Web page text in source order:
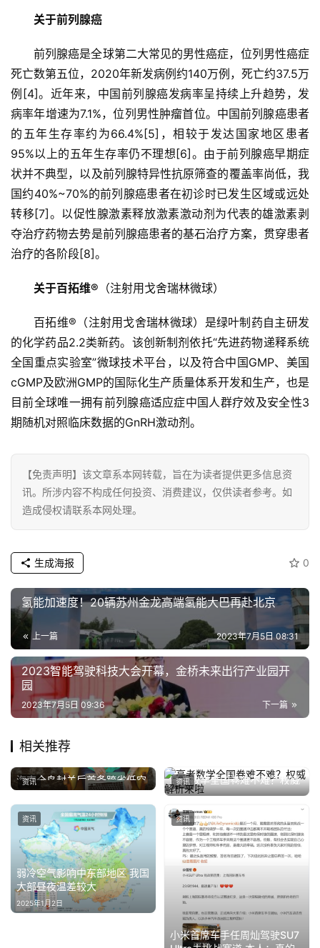
关于前列腺癌
前列腺癌是全球第二大常见的男性癌症，位列男性癌症
死亡数第五位，2020年新发病例约140万例，死亡约37.5万
例[4]。近年来，中国前列腺癌发病率呈持续上升趋势，发
病率年增速为7.1%，位列男性肿瘤首位。中国前列腺癌患者
的五年生存率约为66.4%[5]，相较于发达国家地区患者
95%以上的五年生存率仍不理想[6]。由于前列腺癌早期症
状并不典型，以及前列腺特异性抗原筛查的覆盖率尚低，我
国约40%~70%的前列腺癌患者在初诊时已发生区域或远处
转移[7]。以促性腺激素释放激素激动剂为代表的雄激素剥
夺治疗药物去势是前列腺癌患者的基石治疗方案，贯穿患者
治疗的各阶段[8]。
关于百拓维® （注射用戈舍瑞林微球）
百拓维®（注射用戈舍瑞林微球）是绿叶制药自主研发
的化学药品2.2类新药。该创新制剂依托“先进药物递释系统
全国重点实验室”微球技术平台，以及符合中国GMP、美国
cGMP及欧洲GMP的国际化生产质量体系开发和生产，也是
目前全球唯一拥有前列腺癌适应症中国人群疗效及安全性3
期随机对照临床数据的GnRH激动剂。
【免责声明】该文章系本网转载，旨在为读者提供更多信息资
讯。所涉内容不构成任何投资、消费建议，仅供读者参考。如
造成侵权请联系本网处理。
0
生成海报
氢能加速度！20辆苏州金龙高端氢能大巴再赴北京
上一篇 2023年7月5日 08:31
2023智能驾驶科技大会开幕，金桥未来出行产业园开
园
下一篇
2023年7月5日 09:36
相关推荐
海南全岛封关后首条跨省低空
物流航线试飞成功
2026年7月25日
资讯
高考数学全国卷难不难？权威
解析来啦
2025年6月7日
资讯
弱冷空气影响中东部地区 我国
大部昼夜温差较大
2025年1月2日
资讯
小米首席车手任周灿驾驶SU7
资讯